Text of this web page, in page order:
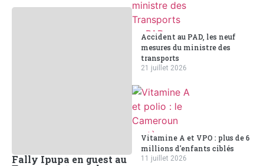
Fally Ipupa en guest au
Accident au PAD, les neuf
mesures du ministre des
transports
21 juillet 2026
Vitamine A et VPO : plus de 6
millions d'enfants ciblés
11 juillet 2026